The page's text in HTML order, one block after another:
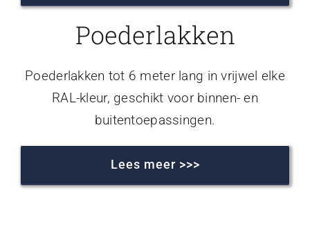
Poederlakken
Poederlakken tot 6 meter lang in vrijwel elke
RAL-kleur, geschikt voor binnen- en
buitentoepassingen.
Lees meer >>>